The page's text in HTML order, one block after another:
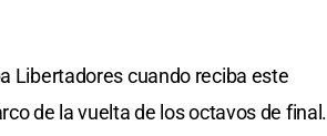
Libertadores cuando reciba este
de la vuelta de los octavos de final.